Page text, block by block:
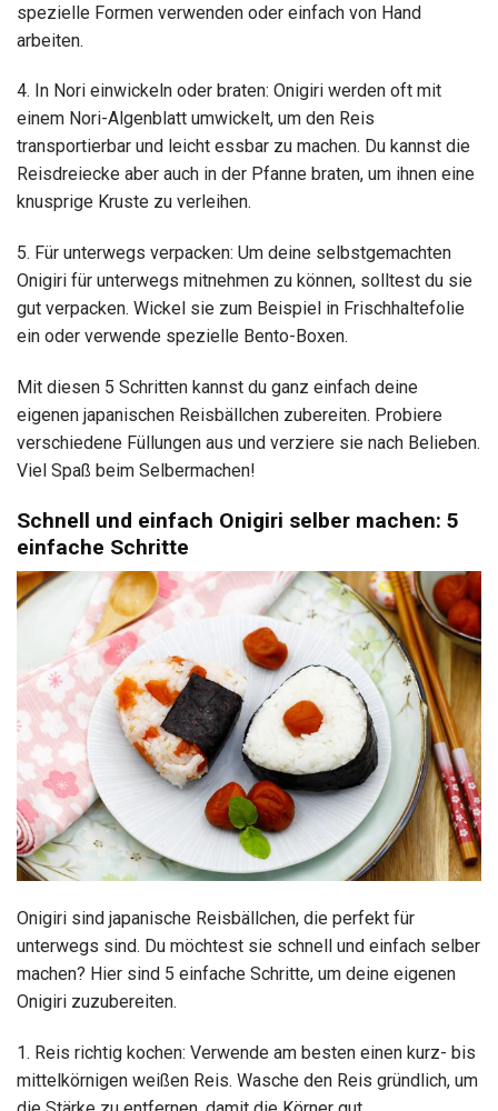
spezielle Formen verwenden oder einfach von Hand
arbeiten.
4. In Nori einwickeln oder braten: Onigiri werden oft mit
einem Nori-Algenblatt umwickelt, um den Reis
transportierbar und leicht essbar zu machen. Du kannst die
Reisdreiecke aber auch in der Pfanne braten, um ihnen eine
knusprige Kruste zu verleihen.
5. Für unterwegs verpacken: Um deine selbstgemachten
Onigiri für unterwegs mitnehmen zu können, solltest du sie
gut verpacken. Wickel sie zum Beispiel in Frischhaltefolie
ein oder verwende spezielle Bento-Boxen.
Mit diesen 5 Schritten kannst du ganz einfach deine
eigenen japanischen Reisbällchen zubereiten. Probiere
verschiedene Füllungen aus und verziere sie nach Belieben.
Viel Spaß beim Selbermachen!
Schnell und einfach Onigiri selber machen: 5
einfache Schritte
Onigiri sind japanische Reisbällchen, die perfekt für
unterwegs sind. Du möchtest sie schnell und einfach selber
machen? Hier sind 5 einfache Schritte, um deine eigenen
Onigiri zuzubereiten.
1. Reis richtig kochen: Verwende am besten einen kurz- bis
mittelkörnigen weißen Reis. Wasche den Reis gründlich, um